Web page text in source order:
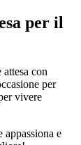
per il
con
per
vivere
appassiona e